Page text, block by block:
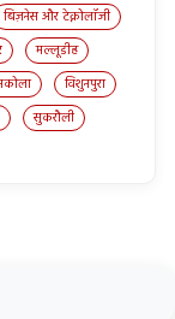
बिज़नेस और टेक्नोलॉजी
मल्लूडीह
विशुनपुरा
सुकरौली